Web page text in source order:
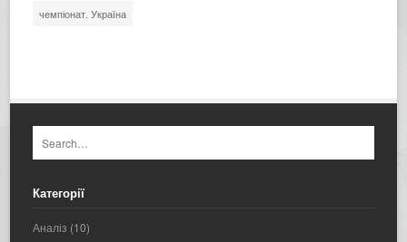
чемпіонат. Україна
Категорії
Аналіз (10)